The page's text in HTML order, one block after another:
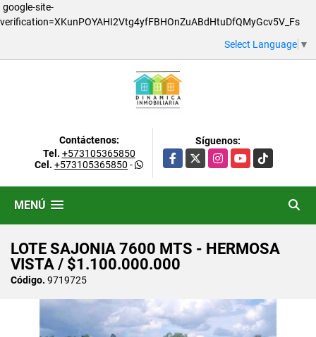
google-site-
verification=XKunPOYAHI2Vtg4yfFBHOnZuABdHtuDfQMyGcv5V_Fs
Select Language ▼
Contáctenos:
Tel. +573105365850
Cel. +573105365850 -
Síguenos:
Facebook
X InstagramYouTubeTikTok
MENÚ
LOTE SAJONIA 7600 MTS - HERMOSA
VISTA / $1.100.000.000
Código. 9719725